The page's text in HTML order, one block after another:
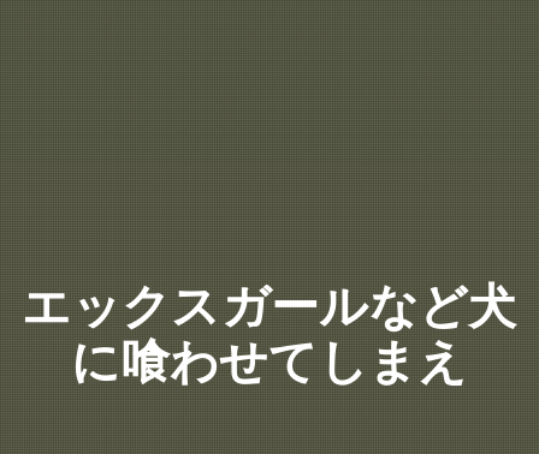
エックスガールなど犬
に喰わせてしまえ